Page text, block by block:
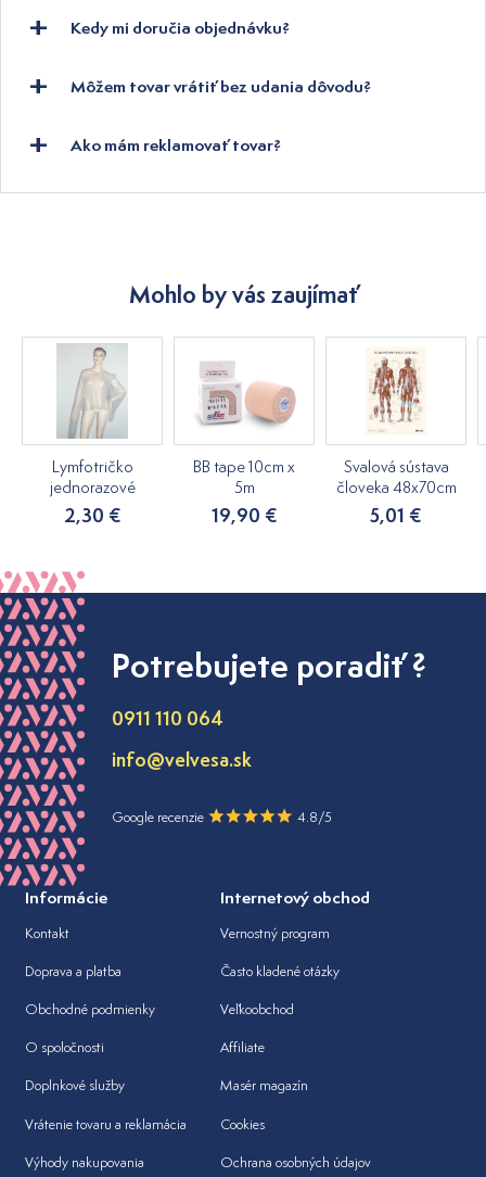
Kedy mi doručia objednávku?
Môžem tovar vrátiť bez udania dôvodu?
Ako mám reklamovať tovar?
Mohlo by vás zaujímať
Lymfotričko
jednorazové
2,30 €
BB tape 10cm x
5m
19,90 €
Svalová sústava
človeka 48x70cm
5,01 €
Potrebujete poradiť ?
0911 110 064
info@velvesa.sk
Google recenzie 4.8/5
Informácie
Kontakt
Doprava a platba
Obchodné podmienky
O spoločnosti
Doplnkové služby
Vrátenie tovaru a reklamácia
Výhody nakupovania
Internetový obchod
Vernostný program
Často kladené otázky
Veľkoobchod
Affiliate
Masér magazín
Cookies
Ochrana osobných údajov